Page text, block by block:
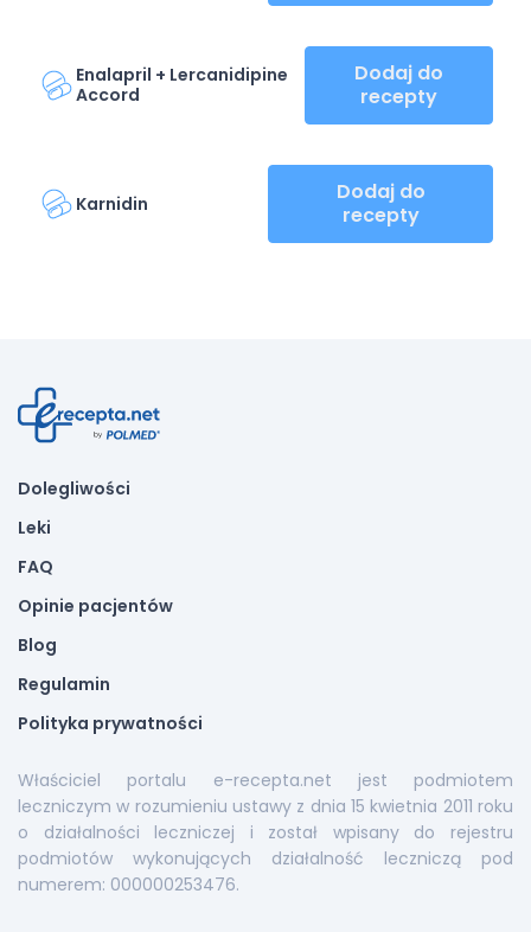
Enalapril + Lercanidipine
Accord
Dodaj do
recepty
Karnidin
Dodaj do
recepty
Dolegliwości
Leki
FAQ
Opinie pacjentów
Blog
Regulamin
Polityka prywatności
Właściciel portalu e-recepta.net jest podmiotem
leczniczym w rozumieniu ustawy z dnia 15 kwietnia 2011 roku
o działalności leczniczej i został wpisany do rejestru
podmiotów wykonujących działalność leczniczą pod
numerem: 000000253476.